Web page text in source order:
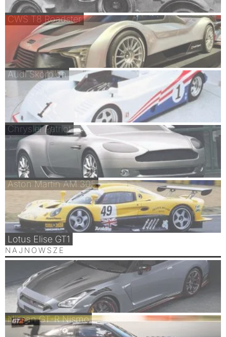
CWS T8 Roadster
Audi Skorpion
Chrysler Patriot
Aston Martin AM 305
Lotus Elise GT1
NAJNOWSZE
Nissan GT-R Nismo